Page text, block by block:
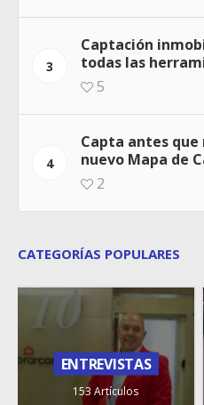
3
Captación
todas las
5
4
Capta antes
nuevo Mapa de
2
CATEGORÍAS POPULARES
ENTREVISTAS
153 Artículos